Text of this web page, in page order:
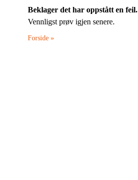
Beklager det har oppstått en feil.
Vennligst prøv igjen senere.
Forside »